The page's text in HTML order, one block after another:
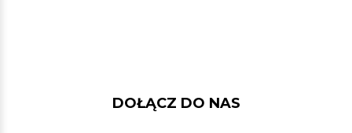
DOŁĄCZ DO NAS